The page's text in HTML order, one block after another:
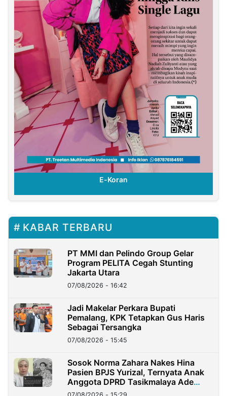
E-Koran
KABAR TERBARU
PT MMI dan Pelindo Group Gelar
Program PELITA Cegah Stunting
Jakarta Utara
07/08/2026 - 16:42
Jadi Makelar Perkara Bupati
Pemalang, KPK Tetapkan Gus Haris
Sebagai Tersangka
07/08/2026 - 15:45
Sosok Norma Zahara Nakes Hina
Pasien BPJS Yurizal, Ternyata Anak
Anggota DPRD Tasikmalaya Ade
Lukman